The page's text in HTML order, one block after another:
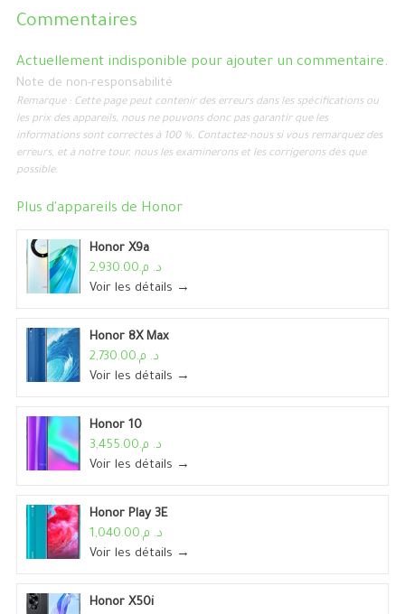
Commentaires
Actuellement indisponible pour ajouter un commentaire.
Note de non-responsabilité
Remarque : Cette page peut contenir des erreurs dans les spécifications ou
les prix des appareils, nous ne pouvons donc pas garantir que les
informations sont correctes à 100 %. Contactez-nous si vous remarquez des
erreurs, et à notre tour, nous les examinerons et les corrigerons dès que
possible.
Plus d'appareils de Honor
Honor X9a
د. م.2,930.00
Voir les détails →
Honor 8X Max
د. م.2,730.00
Voir les détails →
Honor 10
د. م.3,455.00
Voir les détails →
Honor Play 3E
د. م.1,040.00
Voir les détails →
Honor X50i